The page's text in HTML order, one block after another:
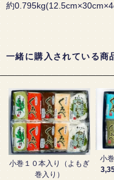
約
一緒に購入されている商
小巻１０本入り（よもぎ
巻入り）
小